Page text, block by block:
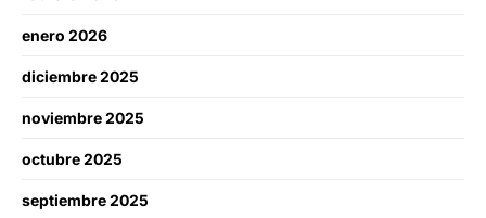
enero 2026
diciembre 2025
noviembre 2025
octubre 2025
septiembre 2025